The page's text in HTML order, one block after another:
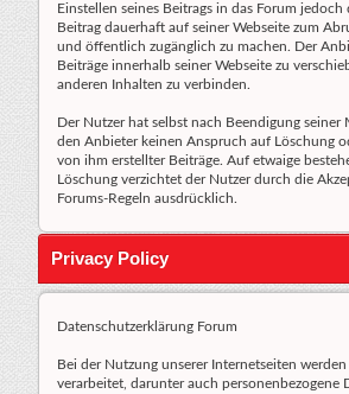
Einstellen seines Beitrags in das Forum jedoch
Beitrag dauerhaft auf seiner Webseite zum
und öffentlich zugänglich zu machen. Der
Beiträge innerhalb seiner Webseite zu
anderen Inhalten zu verbinden.
Der Nutzer hat selbst nach Beendigung seiner
den Anbieter keinen Anspruch auf Löschung
von ihm erstellter Beiträge. Auf etwaige
Löschung verzichtet der Nutzer durch die
Forums-Regeln ausdrücklich.
Privacy Policy
Datenschutzerklärung Forum
Bei der Nutzung unserer Internetseiten werden
verarbeitet, darunter auch personenbezogene